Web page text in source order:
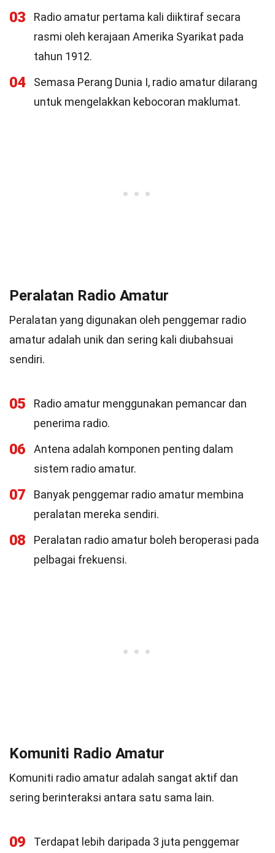
03
Radio amatur pertama kali diiktiraf secara
rasmi oleh kerajaan Amerika Syarikat pada
tahun 1912.
04
Semasa Perang Dunia I, radio amatur dilarang
untuk mengelakkan kebocoran maklumat.
Peralatan Radio Amatur
Peralatan yang digunakan oleh penggemar radio
amatur adalah unik dan sering kali diubahsuai
sendiri.
05
Radio amatur menggunakan pemancar dan
penerima radio.
06
Antena adalah komponen penting dalam
sistem radio amatur.
07
Banyak penggemar radio amatur membina
peralatan mereka sendiri.
08
Peralatan radio amatur boleh beroperasi pada
pelbagai frekuensi.
Komuniti Radio Amatur
Komuniti radio amatur adalah sangat aktif dan
sering berinteraksi antara satu sama lain.
09
Terdapat lebih daripada 3 juta penggemar